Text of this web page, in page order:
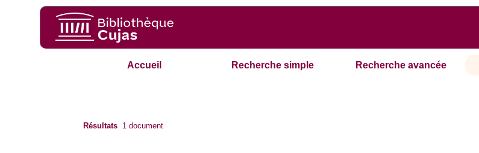
Accueil Recherche simple Recherche avancée
Résultats 1 document